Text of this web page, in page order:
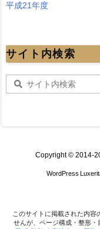
平成21年度
サイト内検索
Copyright © 2014-
WordPress
このサイトに掲載された内容
せんが、ページ構成・整形・